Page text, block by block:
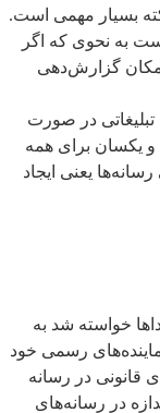
نکته بسیار مهمی است.
به نحوی که اگر
امکان گزارش‌دهی
تبلیغاتی در صورت
یکسان برای همه
یعنی ایجاد
خواسته شد به
رسمی خود
قانونی در رسانه
در رسانه‌های